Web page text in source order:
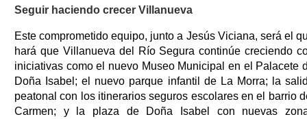
Seguir haciendo crecer Villanueva
Este comprometido equipo, junto a Jesús Viciana, será el
hará que Villanueva del Río Segura continúe creciendo
iniciativas como el nuevo Museo Municipal en el Palacete
Doña Isabel; el nuevo parque infantil de La Morra; la
peatonal con los itinerarios seguros escolares en el barrio
Carmen; y la plaza de Doña Isabel con nuevas